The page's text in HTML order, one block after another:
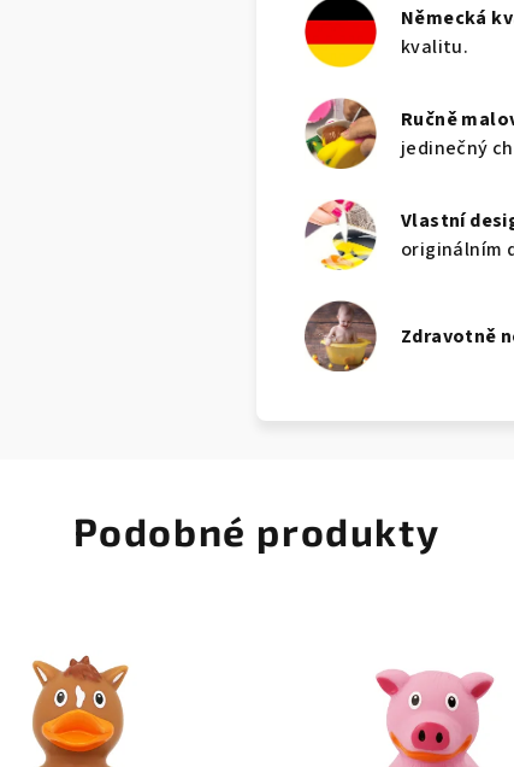
Německá
kvalitu.
Ručně
jedinečný
Vlastní
originálním
Zdravotně
Podobné produkty